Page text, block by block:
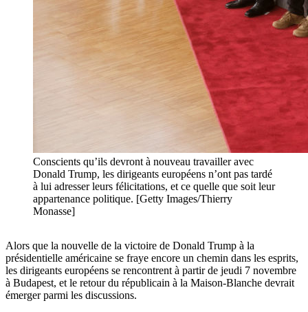
Conscients qu’ils devront à nouveau travailler avec
Donald Trump, les dirigeants européens n’ont pas tardé
à lui adresser leurs félicitations, et ce quelle que soit leur
appartenance politique. [Getty Images/Thierry
Monasse]
Alors que la nouvelle de la victoire de Donald Trump à la
présidentielle américaine se fraye encore un chemin dans les esprits,
les dirigeants européens se rencontrent à partir de jeudi 7 novembre
à Budapest, et le retour du républicain à la Maison-Blanche devrait
émerger parmi les discussions.